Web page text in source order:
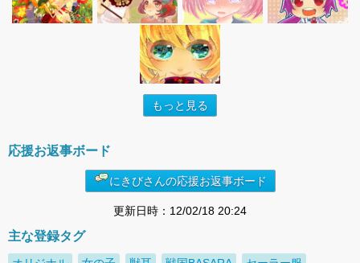
もっと見る
応援お返事ボード
にきびさんの応援お返事ボード
更新日時：12/02/18 20:24
主な登録タグ